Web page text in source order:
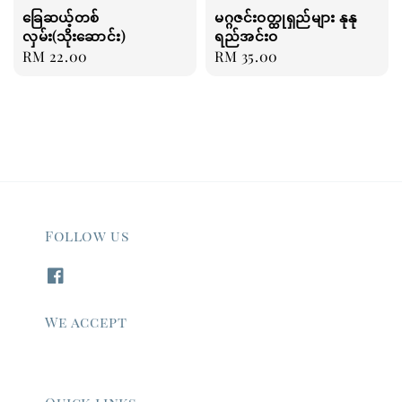
ခြေဆယ့်တစ်
လှမ်း(သိုးဆောင်း)
Regular
RM 22.00
မဂ္ဂဇင်းဝတ္ထုရှည်များ နုနု
ရည်အင်းဝ
Regular
RM 35.00
Follow us
We accept